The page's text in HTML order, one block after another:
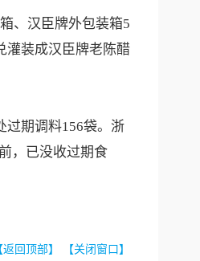
、汉臣牌外包装箱5
灌装成汉臣牌老陈醋
期调料156袋。浙
，已没收过期食
返回顶部】 【关闭窗口】